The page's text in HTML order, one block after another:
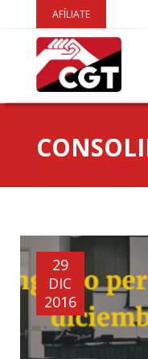
AFÍLIATE
29
DIC
2016